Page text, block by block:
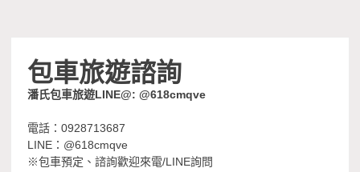
包車旅遊諮詢
潘氏包車旅遊LINE@: @618cmqve
電話：0928713687
LINE：@618cmqve
※包車預定、諮詢歡迎來電/LINE詢問